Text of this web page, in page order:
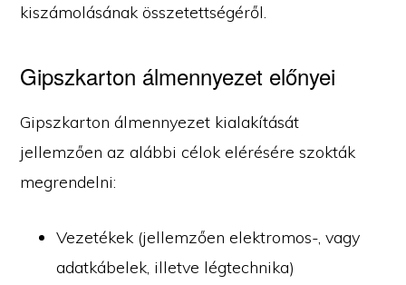
kiszámolásának összetettségéről.
Gipszkarton álmennyezet előnyei
Gipszkarton álmennyezet kialakítását
jellemzően az alábbi célok elérésére szokták
megrendelni:
Vezetékek (jellemzően elektromos-, vagy
adatkábelek, illetve légtechnika)